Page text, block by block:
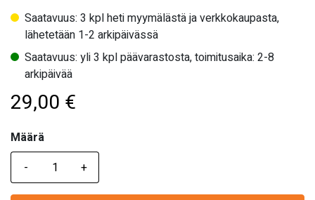
Saatavuus: 3 kpl heti myymälästä ja verkkokaupasta,
lähetetään 1-2 arkipäivässä
Saatavuus: yli 3 kpl päävarastosta, toimitusaika: 2-8
arkipäivää
29,00 €
Määrä
Määrä